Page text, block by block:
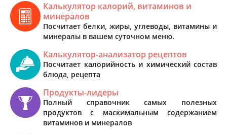
Калькулятор калорий, витаминов и
минералов
Посчитает белки, жиры, углеводы, витамины и
минералы в вашем суточном меню.
Калькулятор-анализатор рецептов
Посчитает калорийность и химический состав
блюда, рецепта
Продукты-лидеры
Полный справочник самых полезных
продуктов с маскимальным содержанием
витаминов и минералов